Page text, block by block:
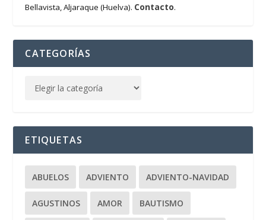
Bellavista, Aljaraque (Huelva). Contacto.
CATEGORÍAS
ETIQUETAS
ABUELOS ADVIENTO ADVIENTO-NAVIDAD
AGUSTINOS AMOR BAUTISMO